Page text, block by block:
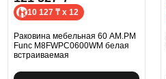
10 127 ₸ x 12
Раковина мебельная 60 AM.PM
Func M8FWPC0600WM белая
встраиваемая